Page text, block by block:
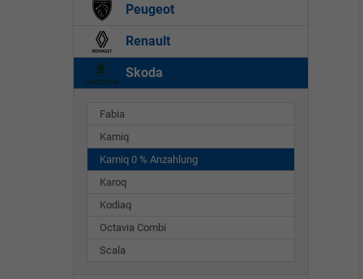
Peugeot
Renault
Skoda
Fabia
Kamiq
Kamiq 0 % Anzahlung
Karoq
Kodiaq
Octavia Combi
Scala